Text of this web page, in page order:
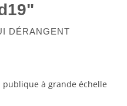
DÉRANGENT
publique à grande échelle